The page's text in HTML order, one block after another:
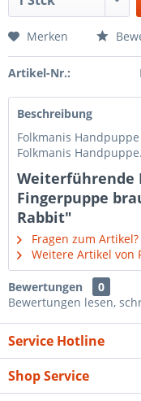
Merken
Artikel-Nr.:
Beschreibung
Folkmanis
Folkmanis
Weiterführende
Fingerpuppe
Rabbit"
Fragen zum Artikel?
Weitere Artikel von
Bewertungen
0
Bewertungen lesen,
Service Hotline
Shop Service